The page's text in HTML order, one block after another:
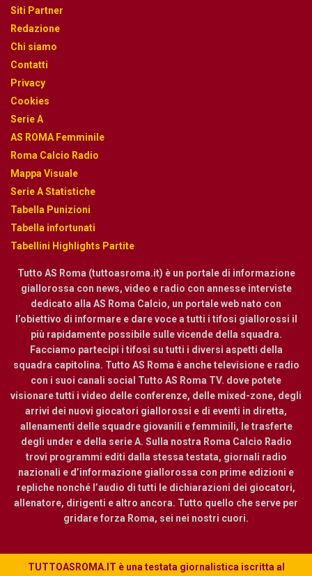
Siti Partner
Redazione
Chi siamo
Contatti
Privacy
Cookies
Serie A
AS ROMA Femminile
Roma Calcio Radio
Mappa Visuale
Serie A Statistiche
Tabella Punizioni
Tabella infortunati
Tabellini Highlights Partite
Tutto AS Roma (tuttoasroma.it) è un portale di informazione
giallorossa con news, video e radio con annesse interviste
dedicato alla AS Roma Calcio, un portale web nato con
l’obiettivo di informare e dare voce a tutti i tifosi giallorossi il
più rapidamente possibile sulle vicende della squadra.
Facciamo partecipi i tifosi su tutti i diversi aspetti della
squadra capitolina. Tutto AS Roma è anche televisione e radio
con i suoi canali social Tutto AS Roma TV. dove potete
visionare tutti i video delle conferenze, delle mixed-zone, degli
arrivi dei nuovi giocatori giallorossi e di eventi in diretta,
allenamenti delle squadre giovanili e femminili, le trasferte
degli under e della serie A. Sulla nostra Roma Calcio Radio
trovi programmi editi dalla stessa testata, giornali radio
nazionali e d’informazione giallorossa con prime edizioni e
repliche nonché l’audio di tutti le dichiarazioni dei giocatori,
allenatore, dirigenti e altro ancora. Tutto quello che serve per
gridare forza Roma, sei nei nostri cuori.
TUTTOASROMA.IT è una testata giornalistica iscritta al